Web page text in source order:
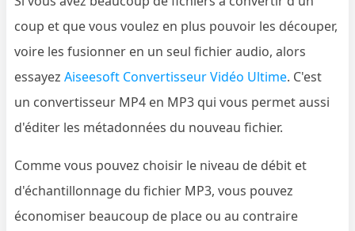
coup et que vous voulez en plus pouvoir les découper,
voire les fusionner en un seul fichier audio, alors
essayezAiseesoft Convertisseur Vidéo Ultime. C'est
un convertisseur MP4 en MP3 qui vous permet aussi
d'éditer les métadonnées du nouveau fichier.
Comme vous pouvez choisir le niveau de débit et
d'échantillonnage du fichier MP3, vous pouvez
économiser beaucoup de place ou au contraire